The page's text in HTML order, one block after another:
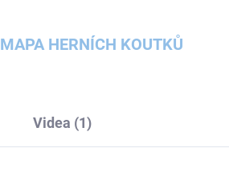
MAPA HERNÍCH KOUTKŮ
Videa (1)